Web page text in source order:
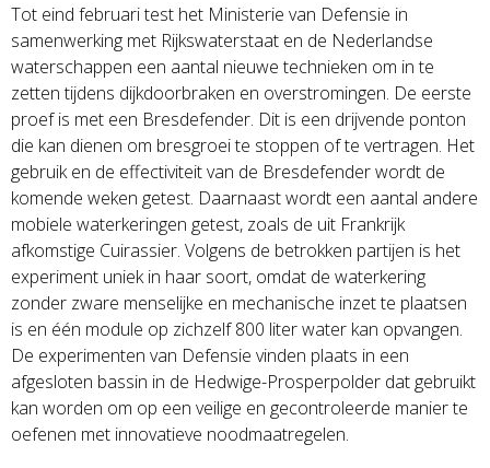
Tot eind februari test het Ministerie van Defensie in
samenwerking met Rijkswaterstaat en de Nederlandse
waterschappen een aantal nieuwe technieken om in te
zetten tijdens dijkdoorbraken en overstromingen. De eerste
proef is met een Bresdefender. Dit is een drijvende ponton
die kan dienen om bresgroei te stoppen of te vertragen. Het
gebruik en de effectiviteit van de Bresdefender wordt de
komende weken getest. Daarnaast wordt een aantal andere
mobiele waterkeringen getest, zoals de uit Frankrijk
afkomstige Cuirassier. Volgens de betrokken partijen is het
experiment uniek in haar soort, omdat de waterkering
zonder zware menselijke en mechanische inzet te plaatsen
is en één module op zichzelf 800 liter water kan opvangen.
De experimenten van Defensie vinden plaats in een
afgesloten bassin in de Hedwige-Prosperpolder dat gebruikt
kan worden om op een veilige en gecontroleerde manier te
oefenen met innovatieve noodmaatregelen.